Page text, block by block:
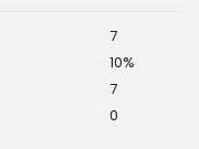
7
10%
7
0